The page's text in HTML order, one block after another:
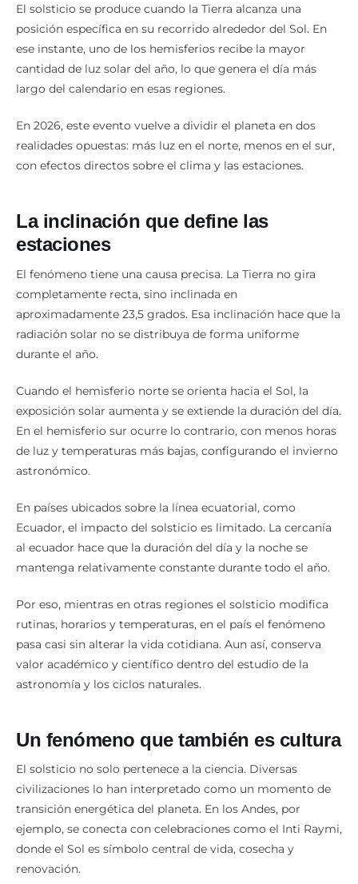
El solsticio se produce cuando la Tierra alcanza una
posición específica en su recorrido alrededor del Sol. En
ese instante, uno de los hemisferios recibe la mayor
cantidad de luz solar del año, lo que genera el día más
largo del calendario en esas regiones.
En 2026, este evento vuelve a dividir el planeta en dos
realidades opuestas: más luz en el norte, menos en el sur,
con efectos directos sobre el clima y las estaciones.
La inclinación que define las
estaciones
El fenómeno tiene una causa precisa. La Tierra no gira
completamente recta, sino inclinada en
aproximadamente 23,5 grados. Esa inclinación hace que la
radiación solar no se distribuya de forma uniforme
durante el año.
Cuando el hemisferio norte se orienta hacia el Sol, la
exposición solar aumenta y se extiende la duración del día.
En el hemisferio sur ocurre lo contrario, con menos horas
de luz y temperaturas más bajas, configurando el invierno
astronómico.
En países ubicados sobre la línea ecuatorial, como
Ecuador, el impacto del solsticio es limitado. La cercanía
al ecuador hace que la duración del día y la noche se
mantenga relativamente constante durante todo el año.
Por eso, mientras en otras regiones el solsticio modifica
rutinas, horarios y temperaturas, en el país el fenómeno
pasa casi sin alterar la vida cotidiana. Aun así, conserva
valor académico y científico dentro del estudio de la
astronomía y los ciclos naturales.
Un fenómeno que también es cultura
El solsticio no solo pertenece a la ciencia. Diversas
civilizaciones lo han interpretado como un momento de
transición energética del planeta. En los Andes, por
ejemplo, se conecta con celebraciones como el Inti Raymi,
donde el Sol es símbolo central de vida, cosecha y
renovación.